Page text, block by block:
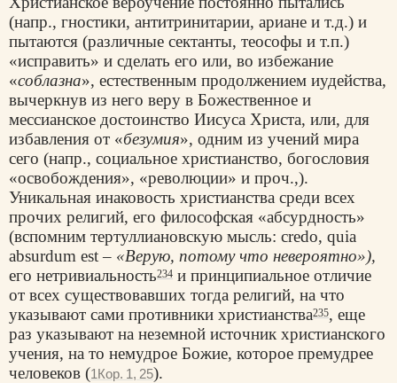
(напр., гностики, антитринитарии, ариане и т.д.) и
пытаются (различные сектанты, теософы и т.п.)
«исправить» и сделать его или, во избежание
«соблазна», естественным продолжением иудейства,
вычеркнув из него веру в Божественное и
мессианское достоинство Иисуса Христа, или, для
избавления от «безумия», одним из учений мира
сего (напр., социальное христианство, богословия
«освобождения», «революции» и проч.,).
Уникальная инаковость христианства среди всех
прочих религий, его философская «абсурдность»
(вспомним тертуллиановскую мысль: credo, quia
absurdum est– «Верую, потому что невероятно»),
его нетривиальность234 и принципиальное отличие
от всех существовавших тогда религий, на что
указывают сами противники христианства235, еще
раз указывают на неземной источник христианского
учения, на то немудрое Божие, которое премудрее
человеков (1Кор. 1, 25).